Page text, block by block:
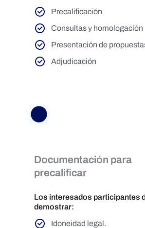
Precalificación
Consultas y homologación
Presentación de
Adjudicación
Documentación para
precalificar
Los interesados participantes
demostrar:
Idoneidad legal.